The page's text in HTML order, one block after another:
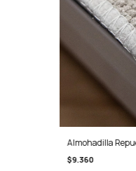
Almohadilla
$9.360